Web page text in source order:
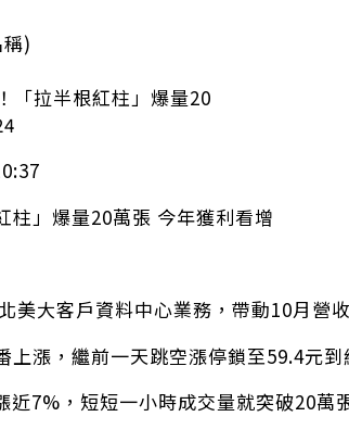
)
「拉半根紅柱」爆量20
柱」爆量20萬張 今年獲利看增
美大客戶資料中心業務，帶動10月營
上漲，繼前一天跳空漲停鎖至59.4元
近7%，短短一小時成交量就突破20萬